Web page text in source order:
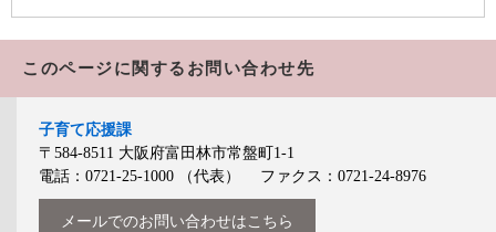
このページに関するお問い合わせ先
子育て応援課
〒584-8511 大阪府富田林市常盤町1-1
電話：0721-25-1000
（代表） ファクス：0721-24-8976
メールでのお問い合わせはこちら